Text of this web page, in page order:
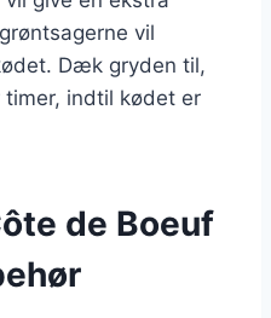
vil
Dæk gryden til,
indtil kødet er
de Boeuf